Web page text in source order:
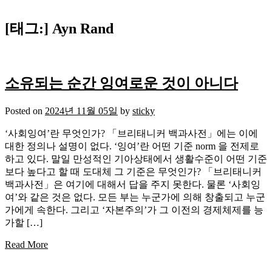
[태그:] Ayn Rand
소유되는 순간 잉여로운 것이 아니다
Posted on 2024년 11월 05일 by sticky
‘사회잉여’란 무엇인가? 「브리태니커 백과사전」에는 이에
대한 정의나 설명이 없다. ‘잉여’란 어떤 기준 norm 을 전제로
하고 있다. 말일 만성적인 기아상태에서 생활수준이 어떤 기준
보다 높다고 할 때 도대체 그 기준은 무엇인가? 「브리태니커
백과사전」은 여기에 대해서 답을 주지 못한다. 물론 ‘사회잉
여’와 같은 것은 없다. 모든 부는 누군가에 의해 창출되고 누군
가에게 속한다. 그리고 ‘자본주의’가 그 이전의 경제체제를 능
가할 […]
Read More